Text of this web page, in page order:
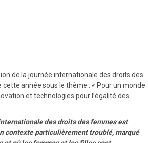
de la journée internationale des droits des
année sous le thème : « Pour un monde
et technologies pour l’égalité des
des droits des femmes est
contexte particulièrement troublé, marqué